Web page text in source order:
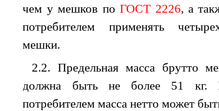
чем у мешков поГОСТ 2226, а
потребителем применять
мешки.
2.2. Предельная масса брутто
должна
быть не более 51 кг.
потребителем масса нетто может